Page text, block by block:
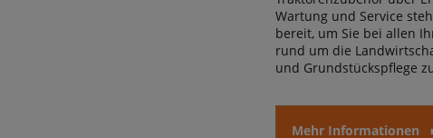
Wartung und Service
bereit, um Sie bei allen
rund um die
und Grundstückspflege
Mehr Informationen